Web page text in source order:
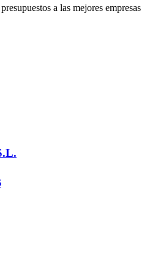
a las mejores empresas